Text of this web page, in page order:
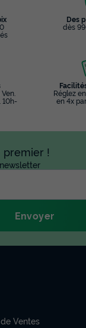
personnes -
Cafetière
Des
dès
10h-
Réglez
en 4x
premier !
Envoyer
Ventes